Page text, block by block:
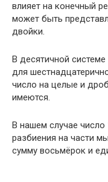
влияет на конечный
может быть
двойки.
В десятичной
для
число на целые и
имеются.
В нашем случае
разбиения на части
сумму восьмёрок и